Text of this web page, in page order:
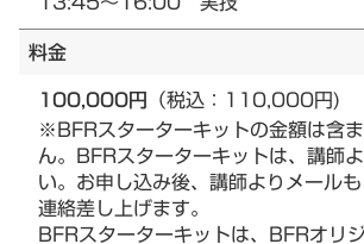
料金
100,000円 （税込：110,000円)
※BFRスターターキットの金額は含
ん。BFRスターターキットは、講師
い。お申し込み後、講師よりメール
連絡差し上げます。
BFRスターターキットは、BFRオリ